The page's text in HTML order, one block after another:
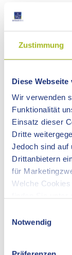
Zustimmung
Diese
Wir verwenden
Funktionalität
Einsatz dieser
Dritte
Jedoch sind auf
Drittanbietern
für
Welche
Notwendig
HIERVON
HIERVON
BESTEHEN
Gmünd
Gmünd
Gesundheit